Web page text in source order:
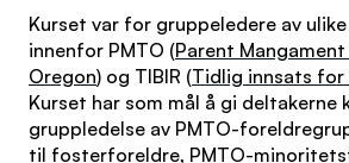
Kurset var for gruppeledere av
innenfor PMTO (Parent
Oregon) og TIBIR (Tidlig innsats for
Kurset har som mål å gi deltakerne
gruppledelse av PMTO-
til fosterforeldre, PMTO-